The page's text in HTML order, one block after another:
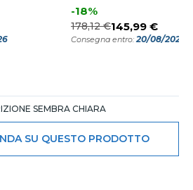
-18%
178,12 €145,99 €
Consegna entro:20/08/2026
SEMBRA CHIARA
SU QUESTO PRODOTTO